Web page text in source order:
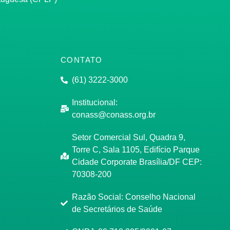
CONTATO
(61) 3222-3000
Institucional:
conass@conass.org.br
Setor Comercial Sul, Quadra 9,
Torre C, Sala 1105, Edifício Parque
Cidade Corporate Brasília/DF CEP:
70308-200
Razão Social: Conselho Nacional
de Secretários de Saúde